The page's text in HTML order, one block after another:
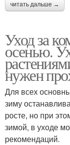
читать дальше →
Уход за
осенью.
нужен
Для всех
зиму
росте, но при
зимой, в уходе
рекомендаций.